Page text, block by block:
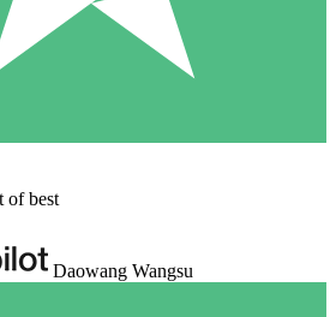
of best
Daowang Wangsu